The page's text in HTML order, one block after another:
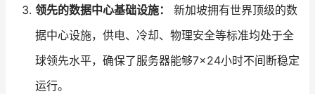
领先的数据中心基础设施：
新加坡拥有世界顶级的数
据中心设施，供电、冷却、物理安全等标准均处于全
球领先水平，确保了服务器能够7×24小时不间断稳定
运行。